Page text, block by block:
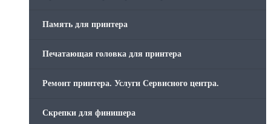
Память для принтера
Печатающая головка для принтера
Ремонт принтера. Услуги Сервисного центра.
Скрепки для финишера